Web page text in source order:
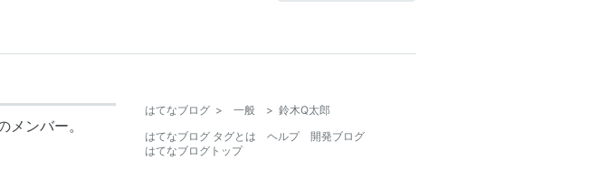
ンバー。
はてなブログ > 一般 > 鈴木Q太郎
はてなブログ タグとは
ヘルプ
開発ブログ
はてなブログトップ